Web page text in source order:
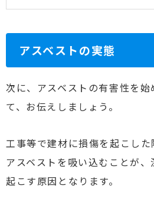
アスベストの実態
次に、アスベストの有害性を
て、お伝えしましょう。
工事等で建材に損傷を起こし
アスベストを吸い込むことが
起こす原因となります。